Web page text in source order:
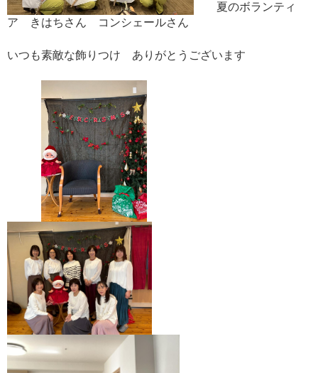
夏のボランティ
ア きはちさん コンシェールさん
いつも素敵な飾りつけ ありがとうございます